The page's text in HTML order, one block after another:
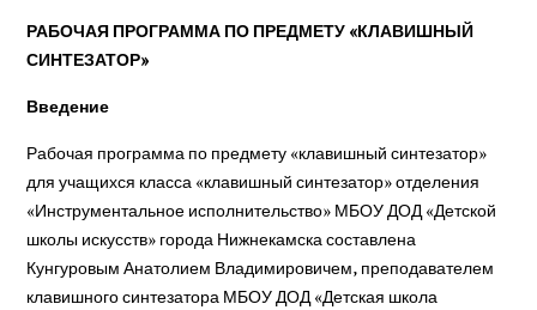
РАБОЧАЯ ПРОГРАММА ПО ПРЕДМЕТУ «КЛАВИШНЫЙ
СИНТЕЗАТОР»
Введение
Рабочая программа по предмету «клавишный синтезатор»
для учащихся класса «клавишный синтезатор» отделения
«Инструментальное исполнительство» МБОУ ДОД «Детской
школы искусств» города Нижнекамска составлена
Кунгуровым Анатолием Владимировичем, преподавателем
клавишного синтезатора МБОУ ДОД «Детская школа